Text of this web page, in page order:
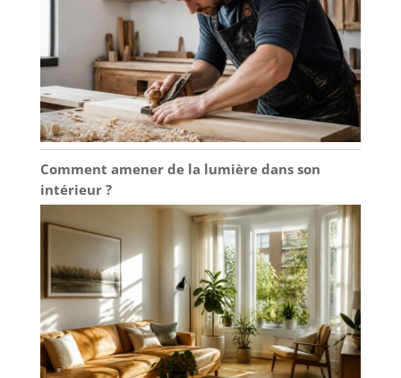
Comment amener de la lumière dans son
intérieur ?